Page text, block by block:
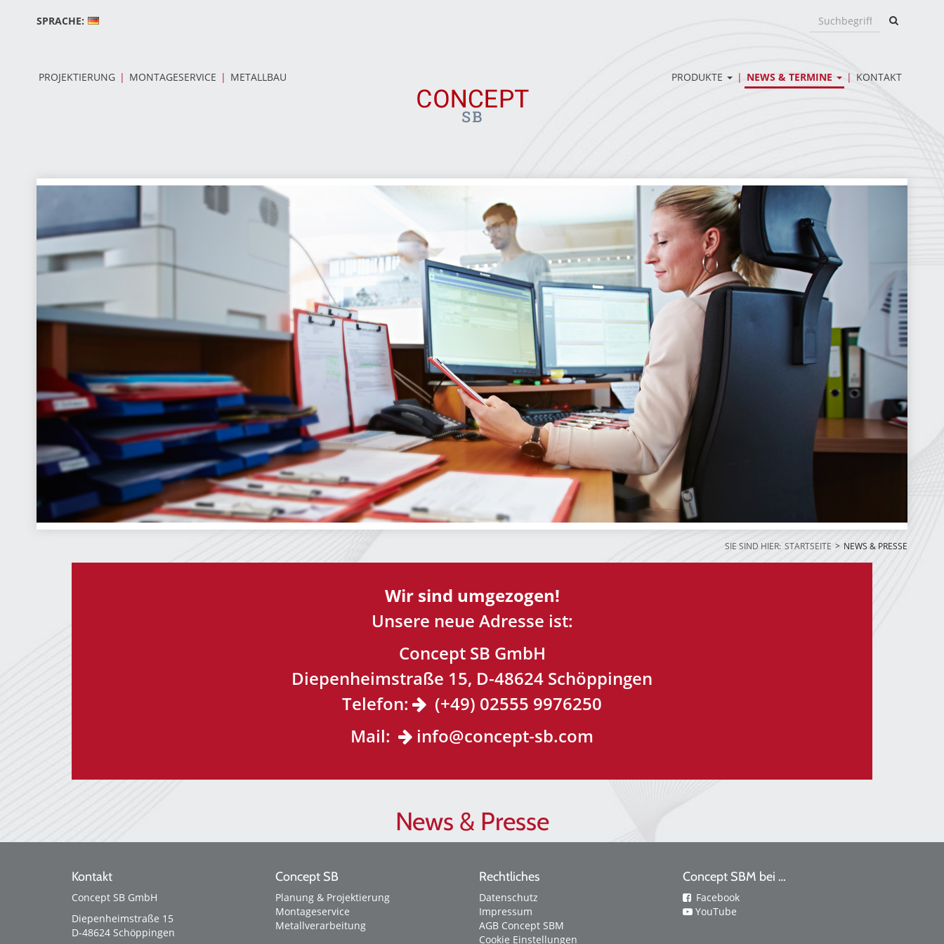
Suchen
nach:
SPRACHE:
PROJEKTIERUNG MONTAGESERVICE METALLBAU PRODUKTE NEWS & TERMINE KONTAKT
SIE SIND HIER: STARTSEITE NEWS & PRESSE
Wir sind umgezogen!
Unsere neue Adresse ist:
Concept SB GmbH
Diepenheimstraße 15, D-48624 Schöppingen
Telefon:
(+49) 02555 9976250
Mail:
info@concept-sb.com
News & Presse
Kontakt
Concept SB GmbH
Diepenheimstraße 15
D-48624 Schöppingen
Concept SB
Planung & Projektierung
Montageservice
Metallverarbeitung
Rechtliches
Datenschutz
Impressum
AGB Concept SBM
Cookie Einstellungen
Concept SBM bei …
Facebook
YouTube